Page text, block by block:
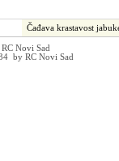
Čađava krastavost
Novi Sad
by RC Novi Sad